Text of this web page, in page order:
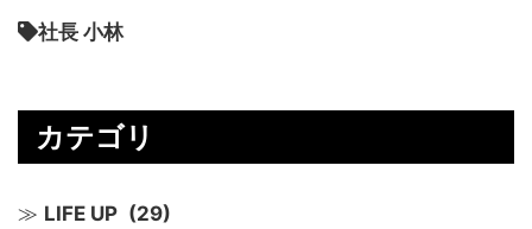
社長 小林
カテゴリ
LIFE UP (29)